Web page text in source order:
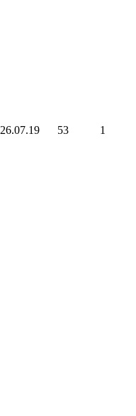
26.07.19 53 1